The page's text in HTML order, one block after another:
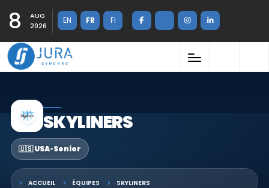
8
AUG
2026
EN FR FI
SKYLINERS
🇺🇸 USA•Senior
ACCUEIL ÉQUIPES SKYLINERS